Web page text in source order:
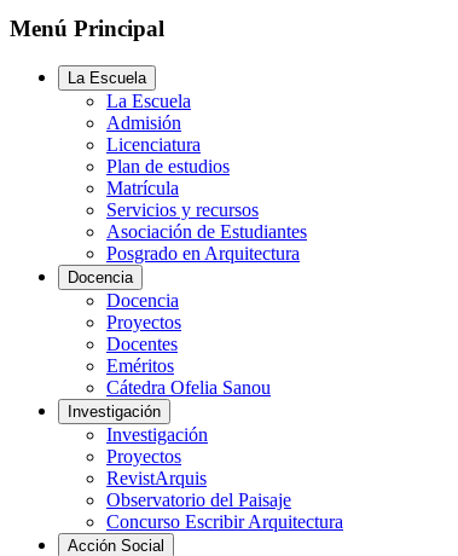
Menú Principal
La Escuela
La Escuela
Admisión
Licenciatura
Plan de estudios
Matrícula
Servicios y recursos
Asociación de Estudiantes
Posgrado en Arquitectura
Docencia
Docencia
Proyectos
Docentes
Eméritos
Cátedra Ofelia Sanou
Investigación
Investigación
Proyectos
RevistArquis
Observatorio del Paisaje
Concurso Escribir Arquitectura
Acción Social